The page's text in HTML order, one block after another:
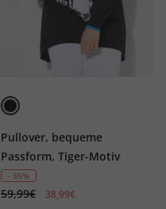
Pullover, bequeme
Passform, Tiger-Motiv
- 35%
59,99€ 38,99€